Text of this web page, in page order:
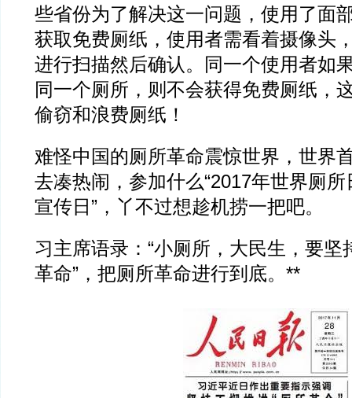
些省份为了解决这一问题，使用了面
获取免费厕纸，使用者需看着摄像头
进行扫描然后确认。同一个使用者如
同一个厕所，则不会获得免费厕纸，
偷窃和浪费厕纸！
难怪中国的厕所革命震惊世界，世界
去凑热闹，参加什么“2017年世界厕
宣传日”，丫不过想趁机捞一把吧。
习主席语录：“小厕所，大民生，要坚
革命”，把厕所革命进行到底。**